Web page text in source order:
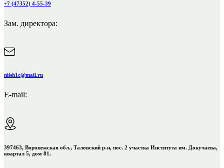
+7 (47352) 4-55-39
Зам. директора:
niish1c@mail.ru
E-mail:
397463, Воронежская обл., Таловский р-н, пос. 2 участка Института им. Докучаева,
квартал 5, дом 81.